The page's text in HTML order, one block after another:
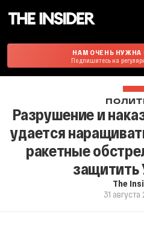
НАМ ОЧЕНЬ
Подпишитесь на
Разрушение и
удается
ракетные
защитить
The
31 августа